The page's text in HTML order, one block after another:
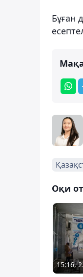
Бұған
Оқи
15:16,